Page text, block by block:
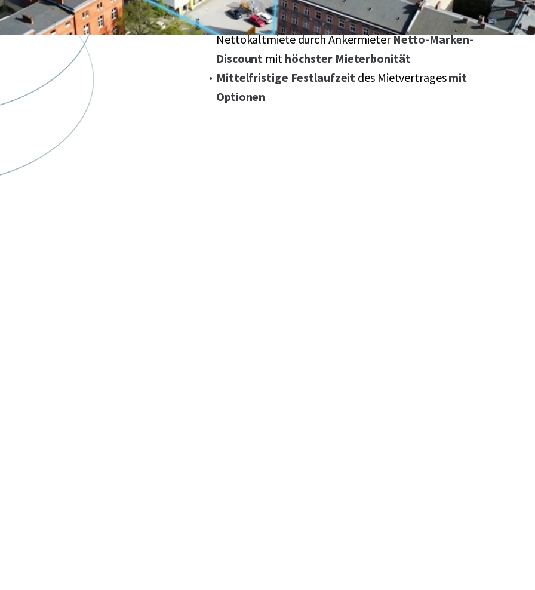
Gesicherter Cashflowin Höhe von 204.000,-- €
Nettokaltmiete durch AnkermieterNetto-Marken-
Discount mit höchster Mieterbonität
Mittelfristige Festlaufzeit des Mietvertragesmit
Optionen